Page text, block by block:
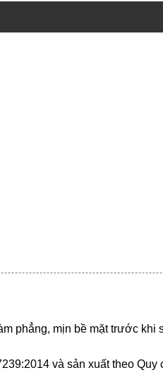
phẳng, mịn bề mặt trước
và sản xuất theo